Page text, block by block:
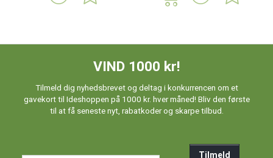
VIND 1000 kr!
Tilmeld dig nyhedsbrevet og deltag i konkurrencen om et
gavekort til Ideshoppen på 1000 kr. hver måned! Bliv den første
til at få seneste nyt, rabatkoder og skarpe tilbud.
Tilmeld